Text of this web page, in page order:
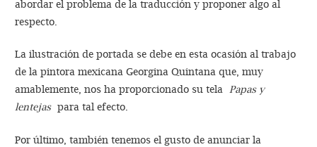
abordar el problema de la traducción y proponer algo al
respecto.
La ilustración de portada se debe en esta ocasión al trabajo
de la pintora mexicana Georgina Quintana que, muy
amablemente, nos ha proporcionado su telaPapas y
lentejaspara tal efecto.
Por último, también tenemos el gusto de anunciar la